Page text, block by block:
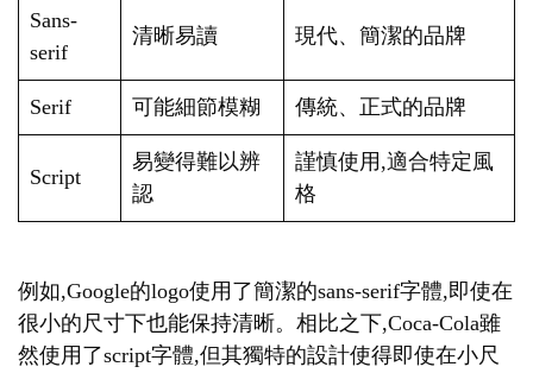
Sans-
serif
清晰易讀 現代、簡潔的品牌
Serif 可能細節模糊 傳統、正式的品牌
Script
易變得難以辨
認
謹慎使用,適合特定風
格
例如,Google的logo使用了簡潔的sans-serif字體,即使在
很小的尺寸下也能保持清晰。相比之下,Coca-Cola雖
然使用了script字體,但其獨特的設計使得即使在小尺